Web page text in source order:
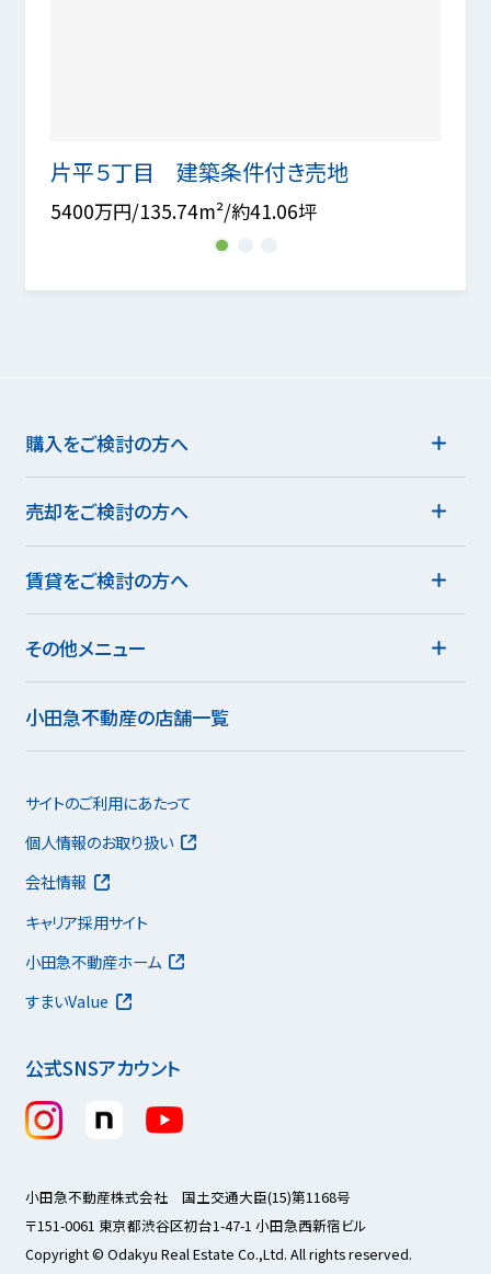
片平５丁目 建築条件付き売地
5400万円/135.74m²/約41.06坪
1
購入をご検討の方へ
売却をご検討の方へ
賃貸をご検討の方へ
その他メニュー
小田急不動産の店舗一覧
公式SNSアカウント
サイトのご利用にあたって
個人情報のお取り扱い
会社情報
キャリア採用サイト
小田急不動産ホーム
すまいValue
小田急不動産株式会社 国土交通大臣(15)第1168号
〒151-0061 東京都渋谷区初台1-47-1 小田急西新宿ビル
Copyright © Odakyu Real Estate Co.,Ltd. All rights reserved.